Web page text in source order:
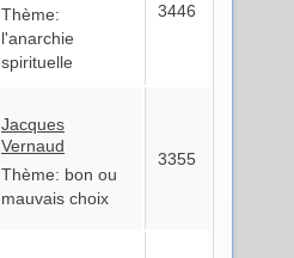
Thème:
l'anarchie
spirituelle
3446
Jacques
Vernaud
Thème: bon ou
mauvais choix
3355